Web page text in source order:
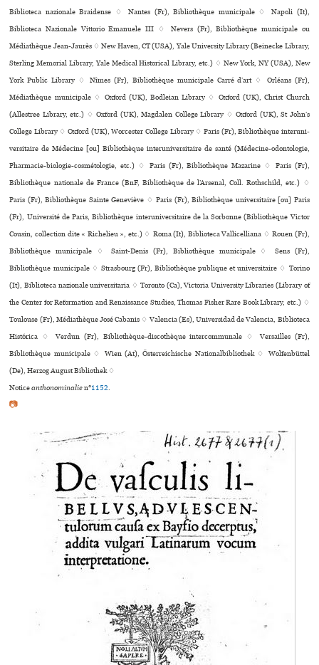
Biblioteca nazio­nale Braidense ♢ Nantes (Fr), Bibliothèque muni­ci­pale ♢ Napoli (It),
Biblioteca Nazionale Vittorio Emanuele III ♢ Nevers (Fr), Bibliothèque muni­ci­pale ou
Médiathèque Jean-Jaurès ♢ New Haven, CT (USA), Yale University Library (Beinecke Library,
Sterling Memorial Library, Yale Medical Historical Library, etc.) ♢ New York, NY (USA), New
York Public Library ♢ Nîmes (Fr), Bibliothèque muni­ci­pale Carré d’art ♢ Orléans (Fr),
Médiathèque muni­ci­pale ♢ Oxford (UK), Bodleian Library ♢ Oxford (UK), Christ Church
(Allestree Library, etc.) ♢ Oxford (UK), Magdalen College Library ♢ Oxford (UK), St John’s
College Library ♢ Oxford (UK), Worcester College Library ♢ Paris (Fr), Bibliothèque inte­ru­ni­
ver­si­taire de Médecine [ou] Bibliothèque inte­ru­ni­ver­si­taire de santé (Médecine-odon­to­lo­gie,
Pharmacie-bio­lo­gie-cos­mé­to­lo­gie, etc.) ♢ Paris (Fr), Bibliothèque Mazarine ♢ Paris (Fr),
Bibliothèque nationale de France (BnF, Bibliothèque de l’Arsenal, Coll. Rothschild, etc.) ♢
Paris (Fr), Bibliothèque Sainte Geneviève ♢ Paris (Fr), Bibliothèque uni­ver­si­taire [ou] Paris
(Fr), Université de Paris, Bibliothèque inte­ru­ni­ver­si­taire de la Sorbonne (Bibliothèque Victor
Cousin, collection dite « Richelieu », etc.) ♢ Roma (It), Biblioteca Vallicelliana ♢ Rouen (Fr),
Bibliothèque muni­ci­pale ♢ Saint-Denis (Fr), Bibliothèque muni­ci­pale ♢ Sens (Fr),
Bibliothèque muni­ci­pale ♢ Strasbourg (Fr), Bibliothèque publi­que et uni­ver­si­taire ♢ Torino
(It), Biblioteca nazio­nale uni­ver­si­ta­ria ♢ Toronto (Ca), Victoria University Libraries (Library of
the Center for Reformation and Renaissance Studies, Thomas Fisher Rare Book Library, etc.) ♢
Toulouse (Fr), Médiathèque José Cabanis ♢ Valencia (Es), Universidad de Valencia, Biblioteca
Histórica ♢ Verdun (Fr), Bibliothèque-dis­co­thè­que inter­com­mu­nale ♢ Versailles (Fr),
Bibliothèque muni­ci­pale ♢ Wien (At), Österreichische Nationalbibliothek ♢ Wolfenbüttel
(De), Herzog August Bibliothek ♢
Noticeanthonominalien°1152.
📷